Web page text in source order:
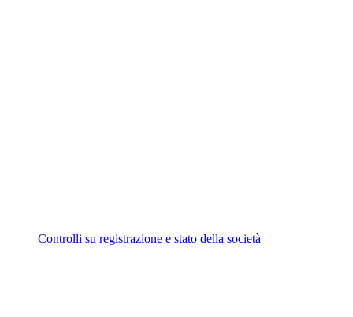
Controlli su registrazione e stato della società